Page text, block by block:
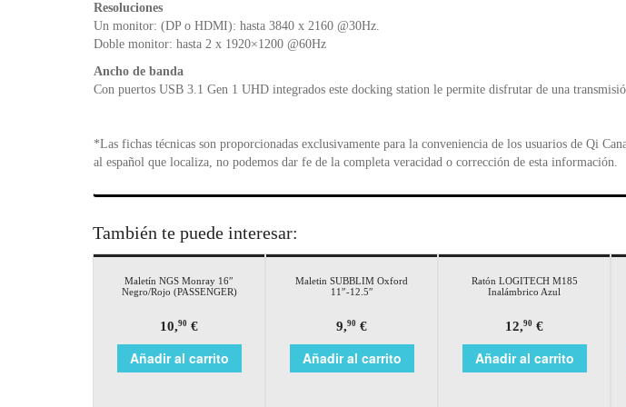
Resoluciones
Un monitor: (DP o HDMI): hasta 3840 x 2160 @30Hz.
Doble monitor: hasta 2 x 1920×1200 @60Hz
Ancho de banda
Con puertos USB 3.1 Gen 1 UHD integrados este docking station le permite disfrutar de una
*Las fichas técnicas son proporcionadas exclusivamente para la conveniencia de los usuarios de Qi
al español que localiza, no podemos dar fe de la completa veracidad o corrección de esta información.
También te puede interesar:
Maletín NGS Monray 16″
Negro/Rojo (PASSENGER)
10,90 €
Añadir al carrito
Maletin SUBBLIM Oxford
11″-12.5″
9,90 €
Añadir al carrito
Ratón LOGITECH M185
Inalámbrico Azul
12,90 €
Añadir al carrito